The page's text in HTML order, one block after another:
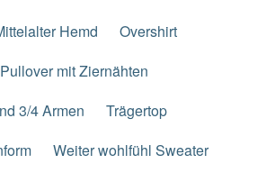
Hemd
Overshirt
Pullover mit Ziernähten
3/4 Armen
Trägertop
Weiter wohlfühl Sweater